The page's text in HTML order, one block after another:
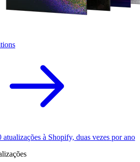
atualizações à Shopify, duas vezes por ano